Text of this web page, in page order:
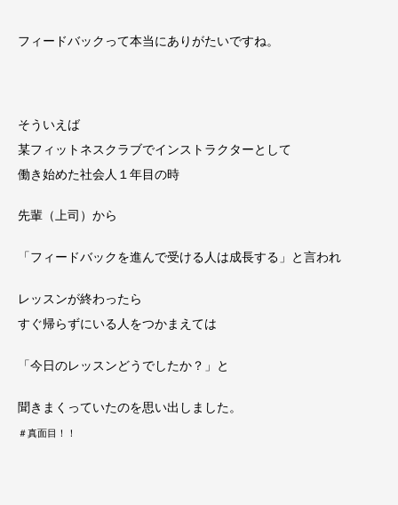
フィードバックって本当にありがたいですね。
そういえば
某フィットネスクラブでインストラクターとして
働き始めた社会人１年目の時
先輩（上司）から
「フィードバックを進んで受ける人は成長する」と言われ
レッスンが終わったら
すぐ帰らずにいる人をつかまえては
「今日のレッスンどうでしたか？」と
聞きまくっていたのを思い出しました。
＃真面目！！